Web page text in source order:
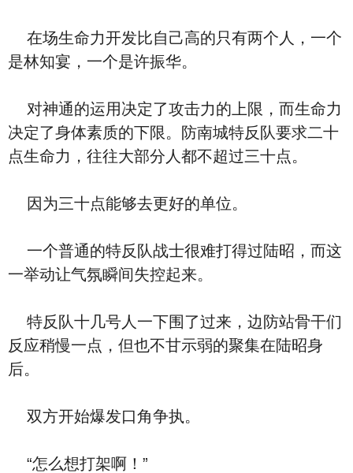
在场生命力开发比自己高的只有两个人，一个
是林知宴，一个是许振华。
对神通的运用决定了攻击力的上限，而生命力
决定了身体素质的下限。防南城特反队要求二十
点生命力，往往大部分人都不超过三十点。
因为三十点能够去更好的单位。
一个普通的特反队战士很难打得过陆昭，而这
一举动让气氛瞬间失控起来。
特反队十几号人一下围了过来，边防站骨干们
反应稍慢一点，但也不甘示弱的聚集在陆昭身
后。
双方开始爆发口角争执。
“怎么想打架啊！”